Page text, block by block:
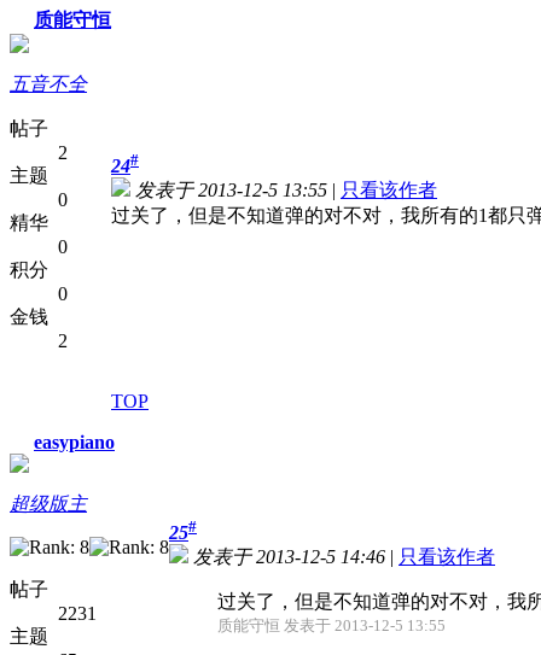
质能守恒
五音不全
帖子
2
主题
0
精华
0
积分
0
金钱
2
24#
发表于 2013-12-5 13:55 | 只看该作者
过关了，但是不知道弹的对不对，我所有的1都只
TOP
easypiano
超级版主
帖子
2231
主题
25#
发表于 2013-12-5 14:46 | 只看该作者
过关了，但是不知道弹的对不对，我
质能守恒 发表于 2013-12-5 13:55